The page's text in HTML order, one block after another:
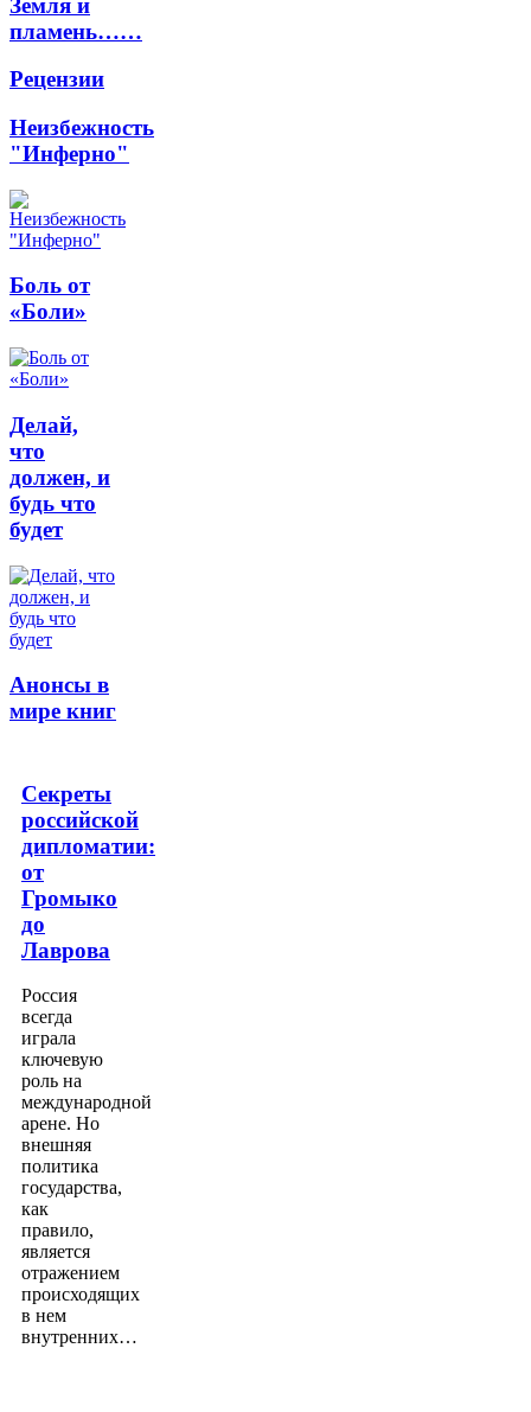
пламень……
Рецензии
Неизбежность
"Инферно"
Боль от
«Боли»
Делай,
что
должен, и
будь что
будет
Анонсы в
мире книг
Секреты
российской
дипломатии:
от
Громыко
до
Лаврова
Россия
всегда
играла
ключевую
роль на
международной
арене. Но
внешняя
политика
государства,
как
правило,
является
отражением
происходящих
в нем
внутренних…